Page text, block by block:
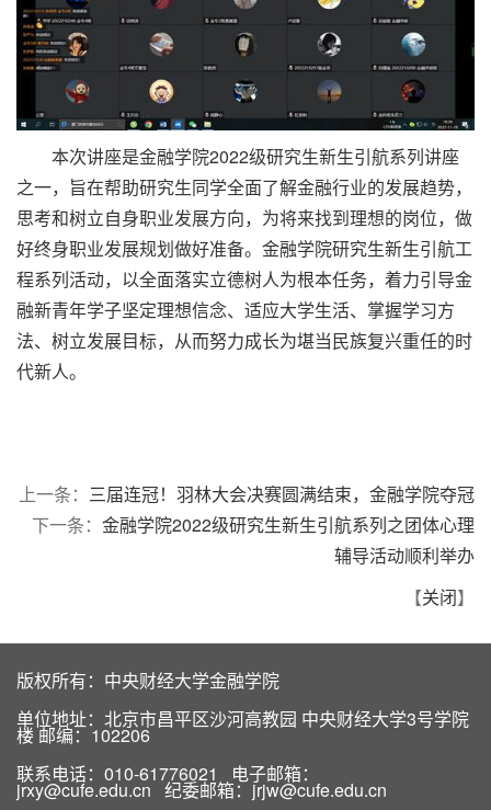
本次讲座是金融学院2022级研究生新生引航系列讲座
之一，旨在帮助研究生同学全面了解金融行业的发展趋势，
思考和树立自身职业发展方向，为将来找到理想的岗位，做
好终身职业发展规划做好准备。金融学院研究生新生引航工
程系列活动，以全面落实立德树人为根本任务，着力引导金
融新青年学子坚定理想信念、适应大学生活、掌握学习方
法、树立发展目标，从而努力成长为堪当民族复兴重任的时
代新人。
上一条： 三届连冠！羽林大会决赛圆满结束，金融学院夺冠
下一条： 金融学院2022级研究生新生引航系列之团体心理
辅导活动顺利举办
【关闭】
版权所有：中央财经大学金融学院
单位地址：北京市昌平区沙河高教园 中央财经大学3号学院
楼 邮编：102206
联系电话：010-61776021 电子邮箱：
jrxy@cufe.edu.cn 纪委邮箱：jrjw@cufe.edu.cn